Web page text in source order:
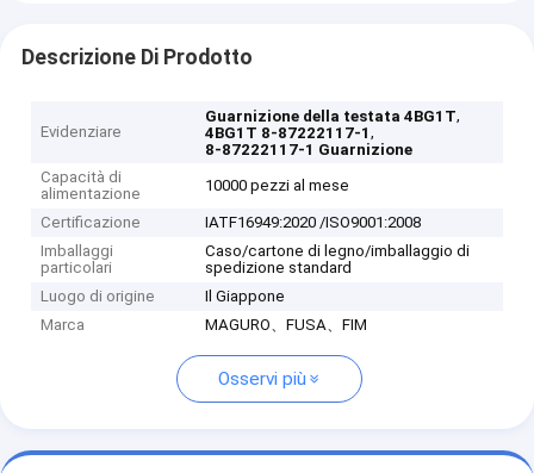
Descrizione Di Prodotto
Evidenziare
Guarnizione della testata 4BG1T,
4BG1T 8-87222117-1,
8-87222117-1 Guarnizione
Capacità di
alimentazione
10000 pezzi al mese
Certificazione
IATF16949:2020 /ISO9001:2008
Imballaggi
particolari
Caso/cartone di legno/imballaggio di
spedizione standard
Luogo di origine
Il Giappone
Marca
MAGURO、FUSA、FIM
Osservi più